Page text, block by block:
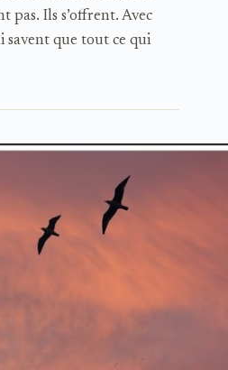
pas. Ils s’offrent. Avec
savent que tout ce qui